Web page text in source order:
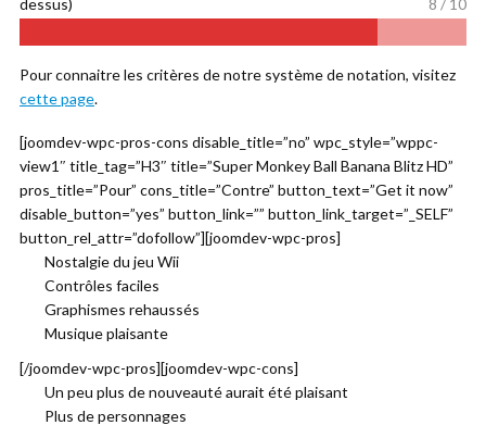
Pour connaitre les critères de notre système de notation, visitez
cette page.
[joomdev-wpc-pros-cons disable_title=”no” wpc_style=”wppc-
view1″ title_tag=”H3″ title=”Super Monkey Ball Banana Blitz HD”
pros_title=”Pour” cons_title=”Contre” button_text=”Get it now”
disable_button=”yes” button_link=”” button_link_target=”_SELF”
button_rel_attr=”dofollow”][joomdev-wpc-pros]
Nostalgie du jeu Wii
Contrôles faciles
Graphismes rehaussés
Musique plaisante
[/joomdev-wpc-pros][joomdev-wpc-cons]
Un peu plus de nouveauté aurait été plaisant
Plus de personnages